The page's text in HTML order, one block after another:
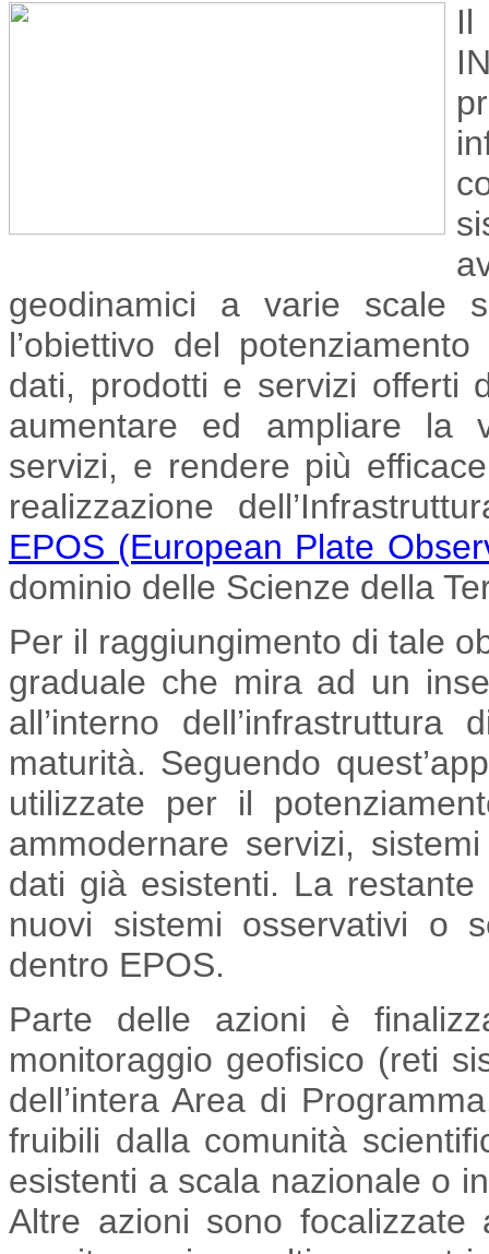
Il
geodinamici a varie scale
l’obiettivo del
dati, prodotti e servizi offerti
aumentare ed ampliare la
servizi, e rendere più
realizzazione
EPOS (European Plate
dominio delle Scienze della
Per il raggiungimento di tale
graduale che mira ad un
all’interno
maturità. Seguendo
utilizzate per il
ammodernare servizi,
dati già esistenti. La
nuovi sistemi osservativi o
dentro EPOS.
Parte delle azioni è
monitoraggio geofisico (reti
dell’intera Area di
fruibili dalla comunità
esistenti a scala nazionale o
Altre azioni sono